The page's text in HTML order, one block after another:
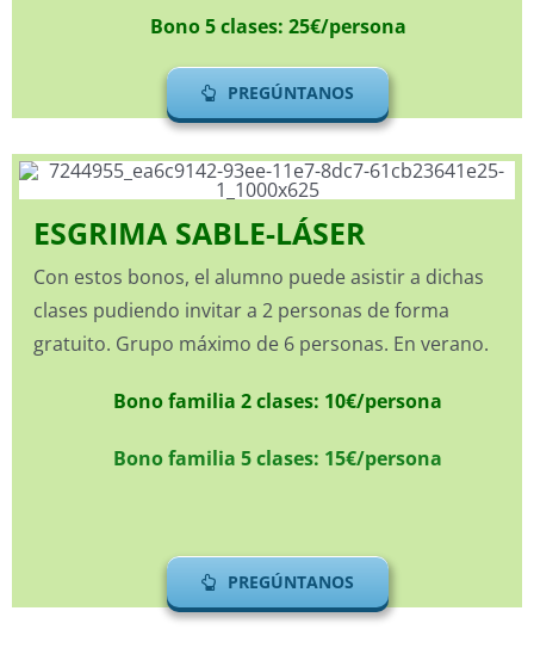
Bono 5 clases: 25€/persona
PREGÚNTANOS
ESGRIMA SABLE-LÁSER
Con estos bonos, el alumno puede asistir a dichas
clases pudiendo invitar a 2 personas de forma
gratuito. Grupo máximo de 6 personas. En verano.
Bono familia 2 clases: 10€/persona
Bono familia 5 clases: 15€/persona
PREGÚNTANOS